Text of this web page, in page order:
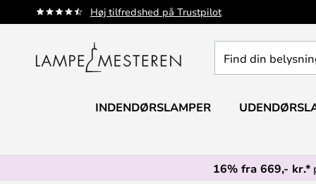
Høj tilfredshed på Trustpilot
Skip
to
din
INDENDØRSLAMPER
16% fra 669,- kr.*